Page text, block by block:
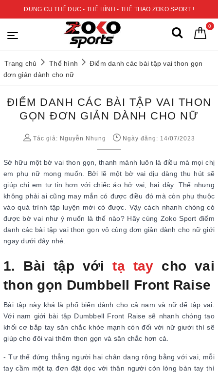
DỤNG CỤ THỂ DỤC - THỂ HÌNH - THỂ THAO ZOKO SPORT !
0
Trang chủ Thể hình
Điểm danh các bài tập vai thon gọn
đơn giản dành cho nữ
ĐIỂM DANH CÁC BÀI TẬP VAI THON
GỌN ĐƠN GIẢN DÀNH CHO NỮ
Tác giả: Nguyễn Nhung Ngày đăng: 14/07/2023
Sở hữu một bờ vai thon gọn, thanh mảnh luôn là điều mà mọi chị
em phụ nữ mong muốn. Bởi lẽ một bờ vai dịu dàng thu hút sẽ
giúp chị em tự tin hơn với chiếc áo hở vai, hai dây. Thế nhưng
không phải ai cũng may mắn có được điều đó mà còn phụ thuộc
vào quá trình tập luyện mới có được. Vậy cách nhanh chóng có
được bờ vai như ý muốn là thế nào? Hãy cùng Zoko Sport điểm
danh các bài tập vai thon gọn vô cùng đơn giản dành cho nữ giới
ngay dưới đây nhé.
1. Bài tập vớitạ tay cho vai
thon gọn Dumbbell Front Raise
Bài tập này khá là phổ biến dành cho cả nam và nữ để tập vai.
Với nam giới bài tập Dumbbell Front Raise sẽ nhanh chóng tạo
khối cơ bắp tay săn chắc khỏe mạnh còn đối với nữ giưới thì sẽ
giúp cho đôi vai thêm thon gọn và săn chắc hơn cả.
- Tư thế đứng thẳng người hai chân dang rộng bằng với vai, mỗi
tay cầm một tạ đơn đặt dọc với thân người còn lòng bàn tay thì